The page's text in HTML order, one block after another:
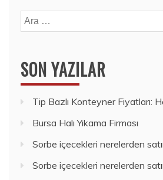
Arama:
SON YAZILAR
Tip Bazlı Konteyner Fiyatları:
Bursa Halı Yıkama Firması
Sorbe içecekleri nerelerden
Sorbe içecekleri nerelerden